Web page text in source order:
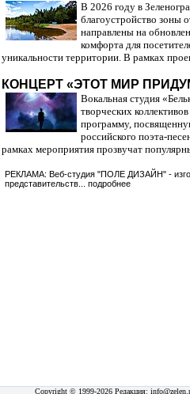
В 2026 году в
благоустройство зоны
направлены на
комфорта для
уникальности территории. В рамках
КОНЦЕРТ «ЭТОТ МИР
Вокальная студия
творческих
программу,
российского поэта-
рамках мероприятия прозвучат
РЕКЛАМА: Веб-студия "ПОЛЕ ДИЗАЙН" -
представительств... подробнее
Copyright © 1999-2026 Редакция: